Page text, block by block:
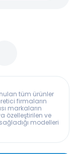
tüm ürünler
firmaların
markaların
özelleştirilen ve
modelleri